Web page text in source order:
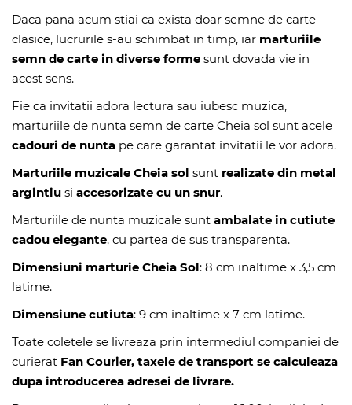
Daca pana acum stiai ca exista doar semne de carte
clasice, lucrurile s-au schimbat in timp, iar marturiile
semn de carte in diverse forme sunt dovada vie in
acest sens.
Fie ca invitatii adora lectura sau iubesc muzica,
marturiile de nunta semn de carte Cheia sol sunt acele
cadouri de nunta pe care garantat invitatii le vor adora.
Marturiile muzicale Cheia sol sunt realizate din metal
argintiu si accesorizate cu un snur.
Marturiile de nunta muzicale sunt ambalate in cutiute
cadou elegante, cu partea de sus transparenta.
Dimensiuni marturie Cheia Sol: 8 cm inaltime x 3,5 cm
latime.
Dimensiune cutiuta: 9 cm inaltime x 7 cm latime.
Toate coletele se livreaza prin intermediul companiei de
curierat Fan Courier, taxele de transport se calculeaza
dupa introducerea adresei de livrare.